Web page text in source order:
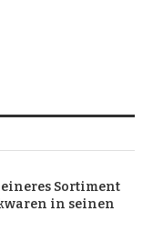
Sortiment
in seinen